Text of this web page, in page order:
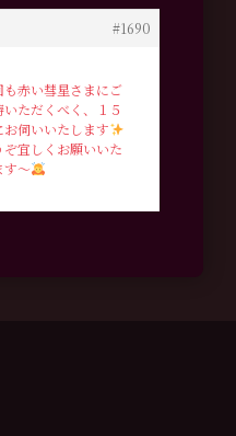
#1690
も赤い彗星さまにご
いただくべく、１５
お伺いいたします
ぞ宜しくお願いいた
す〜